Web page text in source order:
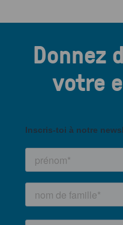
Donnez
votre